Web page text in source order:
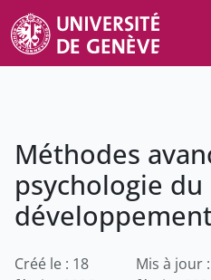
Méthodes
psychologie du
Créé le : 18
Mis à jour